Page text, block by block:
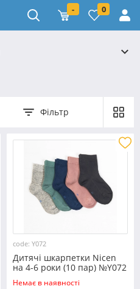
- 0
Фільтр
code: Y072
Дитячі шкарпетки Nicen
на 4-6 роки (10 пар) №Y072
Немає в наявності